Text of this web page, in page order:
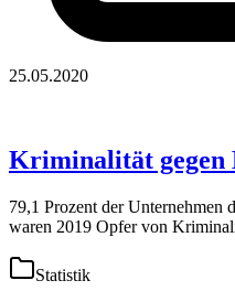
25.05.2020
Kriminalität gegen
79,1 Prozent der Unternehmen
waren 2019 Opfer von
Statistik